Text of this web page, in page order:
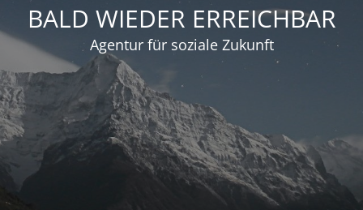
BALD WIEDER ERREICHBAR
Agentur für soziale Zukunft